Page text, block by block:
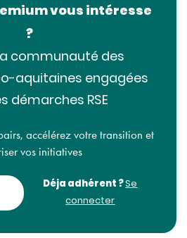
vous intéresse
?
communauté des
aquitaines engagées
démarches RSE
accélérez votre transition et
vos initiatives
Déja adhérent ?Se
connecter